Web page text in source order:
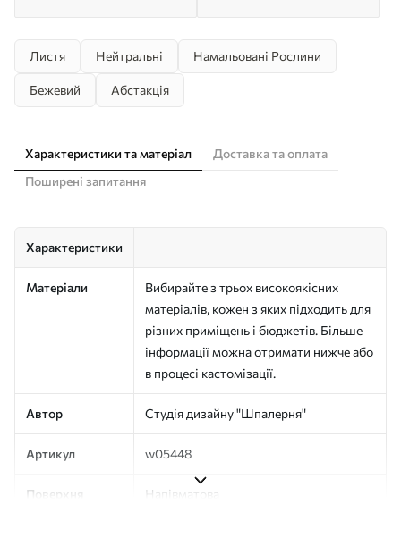
Листя Нейтральні Намальовані Рослини
Бежевий Абстакція
Характеристики та матеріал
Доставка та оплата
Поширені запитання
Характеристики
Матеріали
Вибирайте з трьох високоякісних
матеріалів, кожен з яких підходить для
різних приміщень і бюджетів. Більше
інформації можна отримати нижче або
в процесі кастомізації.
Автор Студія дизайну "Шпалерня"
Артикул w05448
Поверхня Напівматова